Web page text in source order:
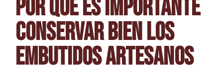
POR QUÉ ES IMPORTANTE
CONSERVAR BIEN LOS
EMBUTIDOS ARTESANOS